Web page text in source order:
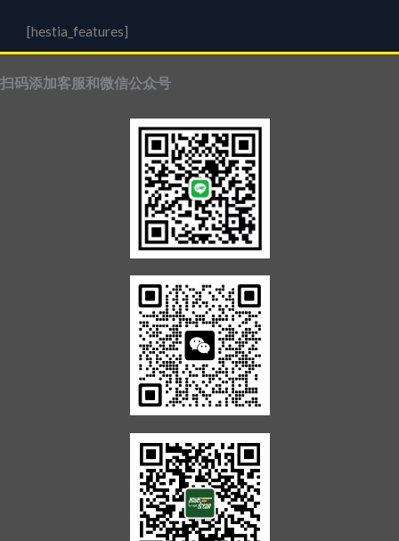
[hestia_features]
扫码添加客服和微信公众号